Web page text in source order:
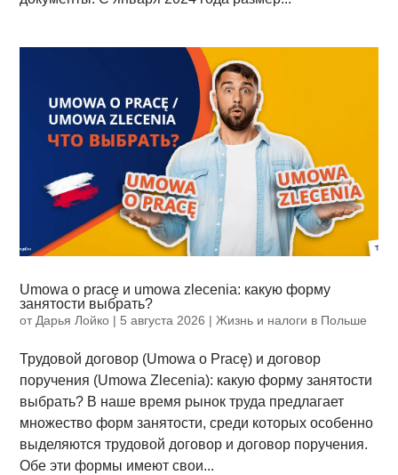
Umowa o pracę и umowa zlecenia: какую форму
занятости выбрать?
от Дарья Лойко | 5 августа 2026 |Жизнь и налоги в Польше
Трудовой договор (Umowa o Pracę) и договор
поручения (Umowa Zlecenia): какую форму занятости
выбрать? В наше время рынок труда предлагает
множество форм занятости, среди которых особенно
выделяются трудовой договор и договор поручения.
Обе эти формы имеют свои...